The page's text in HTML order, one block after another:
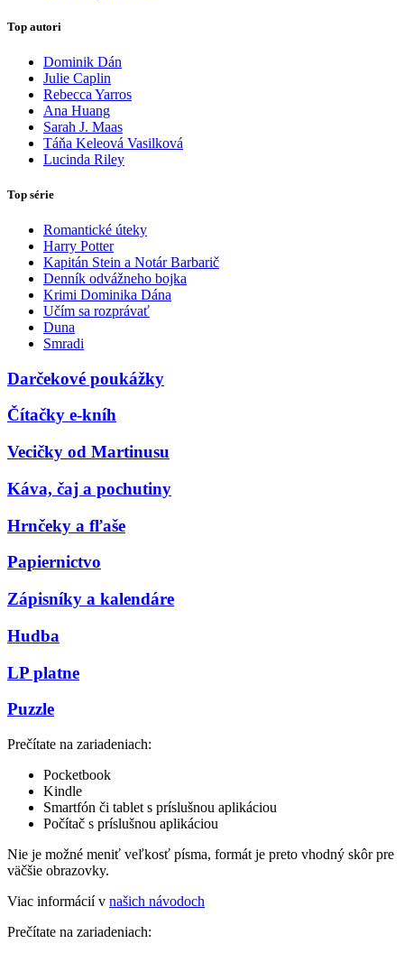
Top autori
Dominik Dán
Julie Caplin
Rebecca Yarros
Ana Huang
Sarah J. Maas
Táňa Keleová Vasilková
Lucinda Riley
Top série
Romantické úteky
Harry Potter
Kapitán Stein a Notár Barbarič
Denník odvážneho bojka
Krimi Dominika Dána
Učím sa rozprávať
Duna
Smradi
Darčekové poukážky
Čítačky e-kníh
Vecičky od Martinusu
Káva, čaj a pochutiny
Hrnčeky a fľaše
Papiernictvo
Zápisníky a kalendáre
Hudba
LP platne
Puzzle
Prečítate na zariadeniach:
Pocketbook
Kindle
Smartfón či tablet s príslušnou aplikáciou
Počítač s príslušnou aplikáciou
Nie je možné meniť veľkosť písma, formát je preto vhodný skôr pre
väčšie obrazovky.
Viac informácií v našich návodoch
Prečítate na zariadeniach: